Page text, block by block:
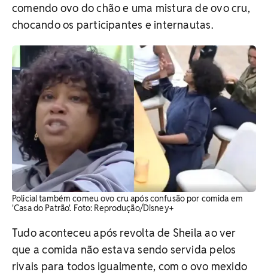
comendo ovo do chão e uma mistura de ovo cru,
chocando os participantes e internautas.
Policial também comeu ovo cru após confusão por comida em
'Casa do Patrão'. Foto: Reprodução/Disney+
Tudo aconteceu após revolta de Sheila ao ver
que a comida não estava sendo servida pelos
rivais para todos igualmente, com o ovo mexido